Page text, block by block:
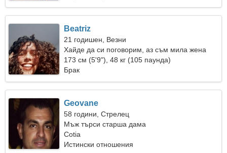
Beatriz
21 годишен, Везни
Хайде да си поговорим, аз съм мила жена
173 см (5'9"), 48 кг (105 паунда)
Брак
Geovane
58 години, Стрелец
Мъж търси старша дама
Cotia
Истински отношения